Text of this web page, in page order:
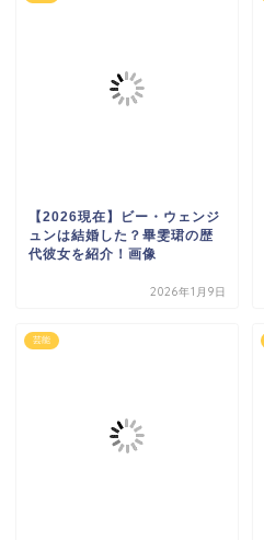
【2026現在】ビー・ウェンジ
ュンは結婚した？畢雯珺の歴
代彼女を紹介！画像
2026年1月9日
芸能